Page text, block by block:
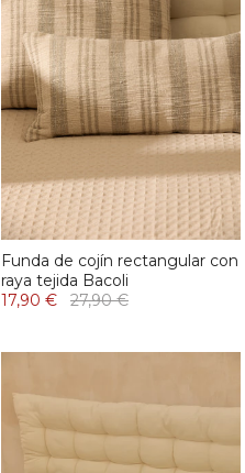
Funda de cojín rectangular con
raya tejida Bacoli
17,90 €
27,90 €